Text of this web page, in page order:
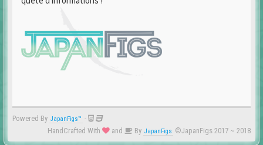
Powered By JapanFigs™ -
HandCrafted With
and By JapanFigs ©JapanFigs 2017 ~ 2018